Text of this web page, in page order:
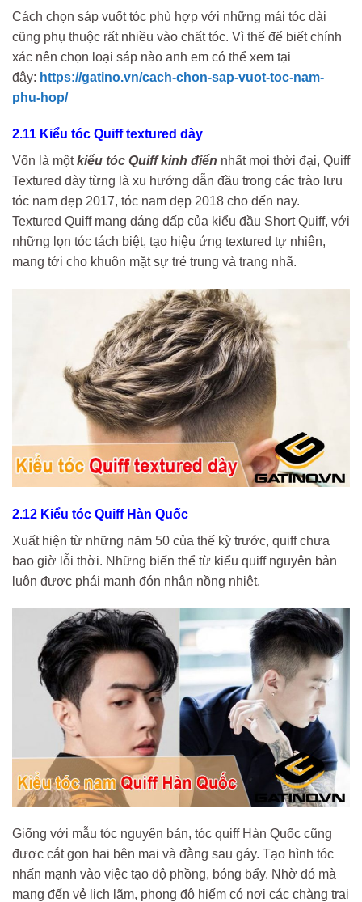
Cách chọn sáp vuốt tóc phù hợp với những mái tóc dài
cũng phụ thuộc rất nhiều vào chất tóc. Vì thế để biết chính
xác nên chọn loại sáp nào anh em có thể xem tại
đây: https://gatino.vn/cach-chon-sap-vuot-toc-nam-
phu-hop/
2.11 Kiểu tóc Quiff textured dày
Vốn là mộtkiểu tóc Quiff kinh điển nhất mọi thời đại, Quiff
Textured dày từng là xu hướng dẫn đầu trong các trào lưu
tóc nam đẹp 2017, tóc nam đẹp 2018 cho đến nay.
Textured Quiff mang dáng dấp của kiểu đầu Short Quiff, với
những lọn tóc tách biệt, tạo hiệu ứng textured tự nhiên,
mang tới cho khuôn mặt sự trẻ trung và trang nhã.
2.12 Kiểu tóc Quiff Hàn Quốc
Xuất hiện từ những năm 50 của thế kỳ trước, quiff chưa
bao giờ lỗi thời. Những biến thể từ kiểu quiff nguyên bản
luôn được phái mạnh đón nhận nồng nhiệt.
Giống với mẫu tóc nguyên bản, tóc quiff Hàn Quốc cũng
được cắt gọn hai bên mai và đằng sau gáy. Tạo hình tóc
nhấn mạnh vào việc tạo độ phồng, bóng bẩy. Nhờ đó mà
mang đến vẻ lịch lãm, phong độ hiếm có nơi các chàng trai